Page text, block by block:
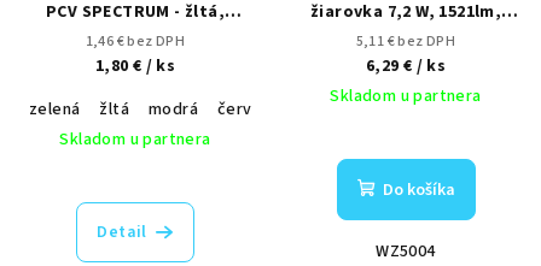
PCV SPECTRUM - žltá,
červená, modrá, zelená led
žiarovka E27
1,46 € bez DPH
1,80 € / ks
zelená
žltá modrá
červená
Skladom u partnera
Detail
žiarovka 7,2 W, 1521lm,
2700K, ekv. 100W
5,11 € bez DPH
6,29 € / ks
Skladom u partnera
Do košíka
WZ5004